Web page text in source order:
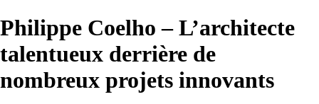
Philippe Coelho – L’architecte
talentueux derrière de
nombreux projets innovants